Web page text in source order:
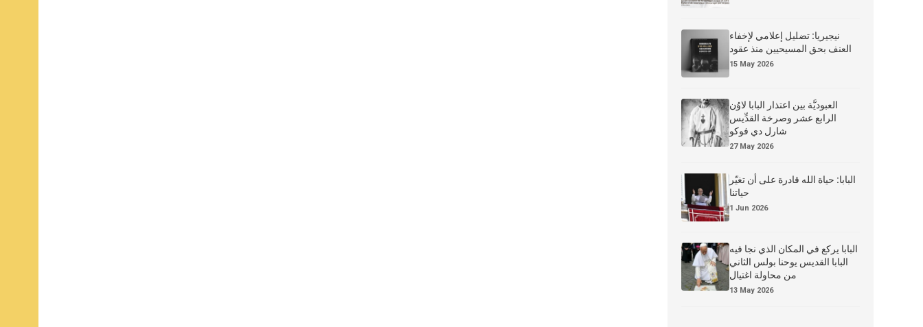
نيجيريا: تضليل إعلامي لإخفاء
العنف بحق المسيحيين منذ عقود
15 May 2026
العبوديَّة بين اعتذار البابا لاوُن
الرابع عشر وصرخة القدِّيس
شارل دي فوكو
27 May 2026
البابا: حياة الله قادرة على أن تغيّر
حياتنا
1 Jun 2026
البابا يركع في المكان الذي نجا فيه
البابا القديس يوحنا بولس الثاني
من محاولة اغتيال
13 May 2026